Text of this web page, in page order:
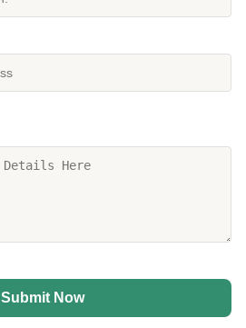
Submit Now